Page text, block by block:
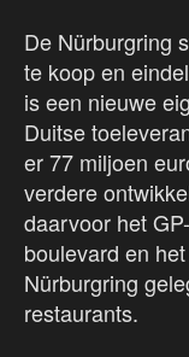
De Nürburgring
te koop en
is een nieuwe
Duitse
er 77 miljoen
verdere
daarvoor het
boulevard en
Nürburgring
restaurants.